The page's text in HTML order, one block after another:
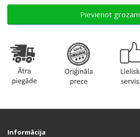
Pievienot grozam
Informācija